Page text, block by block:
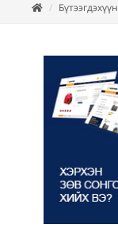
Бүтээгдэхүүн